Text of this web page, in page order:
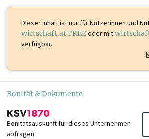
Dieser Inhalt istnur für Nutzerinnen und
wirtschaft.at FREEoder mit
verfügbar.
Bonität & Dokumente
Bonitätsauskunft für dieses Unternehmen
abfragen